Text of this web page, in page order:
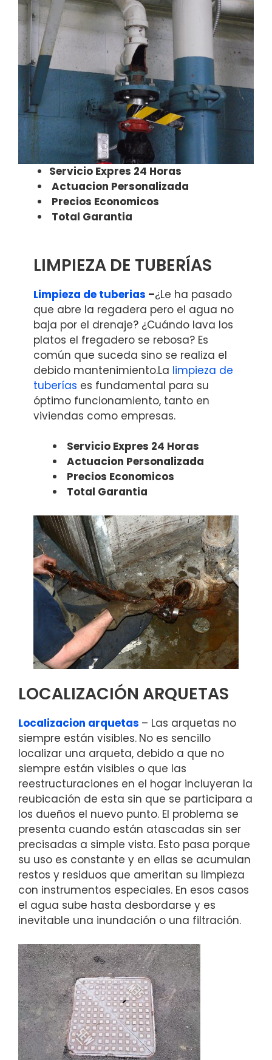
Servicio Expres 24 Horas
Actuacion Personalizada
Precios Economicos
Total Garantia
LIMPIEZA DE TUBERÍAS
Limpieza de tuberias –¿Le ha pasado
que abre la regadera pero el agua no
baja por el drenaje? ¿Cuándo lava los
platos el fregadero se rebosa? Es
común que suceda sino se realiza el
debido mantenimiento.La limpieza de
tuberías es fundamental para su
óptimo funcionamiento, tanto en
viviendas como empresas.
Servicio Expres 24 Horas
Actuacion Personalizada
Precios Economicos
Total Garantia
LOCALIZACIÓN ARQUETAS
Localizacion arquetas – Las arquetas no
siempre están visibles. No es sencillo
localizar una arqueta, debido a que no
siempre están visibles o que las
reestructuraciones en el hogar incluyeran la
reubicación de esta sin que se participara a
los dueños el nuevo punto. El problema se
presenta cuando están atascadas sin ser
precisadas a simple vista. Esto pasa porque
su uso es constante y en ellas se acumulan
restos y residuos que ameritan su limpieza
con instrumentos especiales. En esos casos
el agua sube hasta desbordarse y es
inevitable una inundación o una filtración.